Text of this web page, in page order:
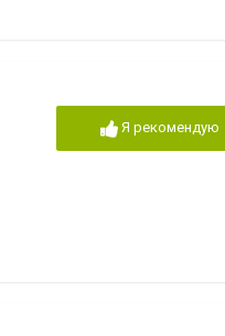
Я рекомендую